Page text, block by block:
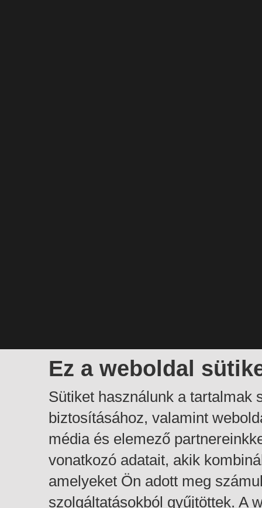
Ez a weboldal
Sütiket használunk a tartalmak
biztosításához, valamint
média és elemező
vonatkozó adatait, akik
amelyeket Ön adott meg
szolgáltatásokból gyűjtöttek. A